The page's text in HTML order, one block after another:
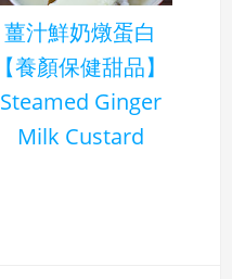
薑汁鮮奶燉蛋白
【養顏保健甜品】
Steamed Ginger
Milk Custard